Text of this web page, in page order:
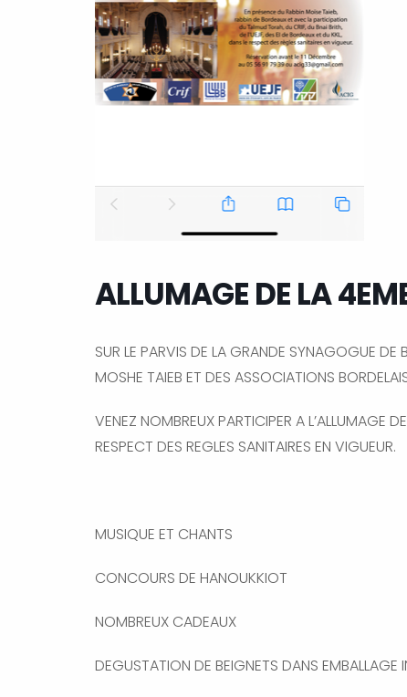
ALLUMAGE DE LA
SUR LE PARVIS DE LA GRANDE SYNAGOGUE DE
MOSHE TAIEB ET DES ASSOCIATIONS
VENEZ NOMBREUX PARTICIPER A L’ALLUMAGE
RESPECT DES REGLES SANITAIRES EN VIGUEUR.
MUSIQUE ET CHANTS
CONCOURS DE HANOUKKIOT
NOMBREUX CADEAUX
DEGUSTATION DE BEIGNETS DANS EMBALLAGE